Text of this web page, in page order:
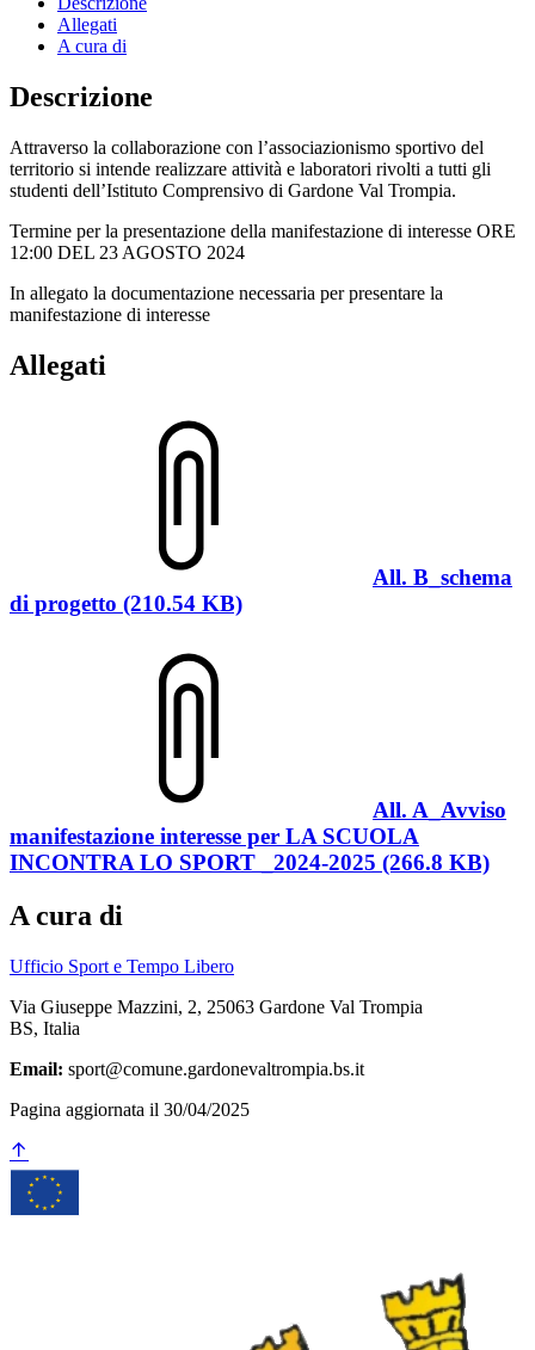
Allegati
A cura di
Descrizione
Attraverso la collaborazione con l’associazionismo sportivo del
territorio si intende realizzare attività e laboratori rivolti a tutti gli
studenti dell’Istituto Comprensivo di Gardone Val Trompia.
Termine per la presentazione della manifestazione di interesse ORE
12:00 DEL 23 AGOSTO 2024
In allegato la documentazione necessaria per presentare la
manifestazione di interesse
Allegati
All. B_schema
di progetto (210.54 KB)
All. A_Avviso
manifestazione interesse per LA SCUOLA
INCONTRA LO SPORT _2024-2025 (266.8 KB)
A cura di
Ufficio Sport e Tempo Libero
Via Giuseppe Mazzini, 2, 25063 Gardone Val Trompia
BS, Italia
Email: sport@comune.gardonevaltrompia.bs.it
Pagina aggiornata il 30/04/2025